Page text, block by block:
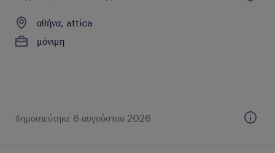
αθήνα, attica
μόνιμη
δημοσιεύτηκε 6 αυγούστου 2026